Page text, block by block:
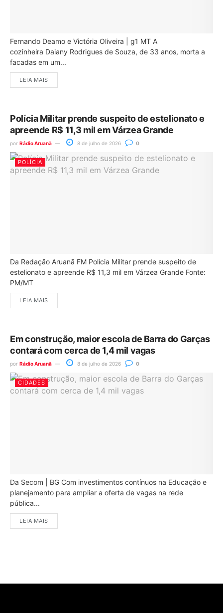
Fernando Deamo e Victória Oliveira | g1 MT A
cozinheira Daiany Rodrigues de Souza, de 33 anos, morta a
facadas em um...
LEIA MAIS
Polícia Militar prende suspeito de estelionato e
apreende R$ 11,3 mil em Várzea Grande
por Rádio Aruanã 8 de julho de 2026 0
POLÍCIA
Da Redação Aruanã FM Polícia Militar prende suspeito de
estelionato e apreende R$ 11,3 mil em Várzea Grande Fonte:
PM/MT
LEIA MAIS
Em construção, maior escola de Barra do Garças
contará com cerca de 1,4 mil vagas
por Rádio Aruanã 8 de julho de 2026 0
CIDADES
Da Secom | BG Com investimentos contínuos na Educação e
planejamento para ampliar a oferta de vagas na rede
pública...
LEIA MAIS